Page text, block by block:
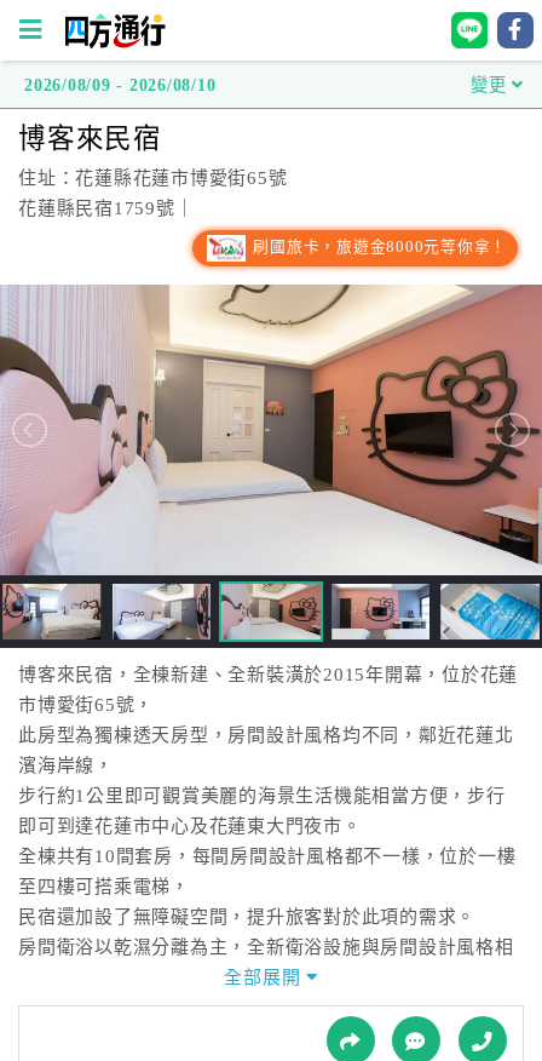
方
通
行
台
灣
房
直
接
跟
飯
店
訂
房
HOT
特
色
民
宿
球
2026/08/09 - 2026/08/10 變更
博客來民宿
住址：花蓮縣花蓮市博愛街65號
花蓮縣民宿1759號｜
刷國旅卡，旅遊金8000元等你拿！
博客來民宿，全棟新建、全新裝潢於2015年開幕，位於花蓮
市博愛街65號，
此房型為獨棟透天房型，房間設計風格均不同，鄰近花蓮北
濱海岸線，
步行約1公里即可觀賞美麗的海景生活機能相當方便，步行
即可到達花蓮市中心及花蓮東大門夜市。
全棟共有10間套房，每間房間設計風格都不一樣，位於一樓
至四樓可搭乘電梯，
民宿還加設了無障礙空間，提升旅客對於此項的需求。
房間衛浴以乾濕分離為主，全新衛浴設施與房間設計風格相
呼應，全棟提供32吋~42吋液晶電視、
數位電視、冷氣、床組、梳妝台，巷內也有多處可停車，並
全部展開